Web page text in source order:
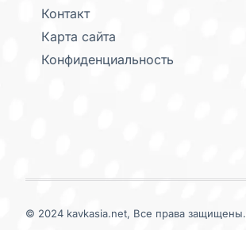
Контакт
Карта сайта
Конфиденциальность
© 2024 kavkasia.net, Все права защищены.